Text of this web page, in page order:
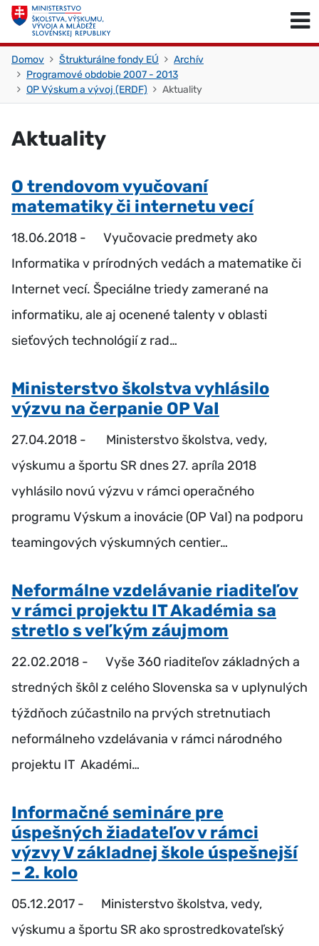
Skočiť na obsah
Domov Štrukturálne fondy EÚ
Archív
Programové obdobie 2007 - 2013
OP Výskum a vývoj (ERDF)
Aktuality
Aktuality
O trendovom vyučovaní
matematiky či internetu vecí
18.06.2018 - Vyučovacie predmety ako
Informatika v prírodných vedách a matematike či
Internet vecí. Špeciálne triedy zamerané na
informatiku, ale aj ocenené talenty v oblasti
sieťových technológií z rad…
Ministerstvo školstva vyhlásilo
výzvu na čerpanie OP VaI
27.04.2018 - Ministerstvo školstva, vedy,
výskumu a športu SR dnes 27. apríla 2018
vyhlásilo novú výzvu v rámci operačného
programu Výskum a inovácie (OP VaI) na podporu
teamingových výskumných centier…
Neformálne vzdelávanie riaditeľov
v rámci projektu IT Akadémia sa
stretlo s veľkým záujmom
22.02.2018 - Vyše 360 riaditeľov základných a
stredných škôl z celého Slovenska sa v uplynulých
týždňoch zúčastnilo na prvých stretnutiach
neformálneho vzdelávania v rámci národného
projektu IT Akadémi…
Informačné semináre pre
úspešných žiadateľov v rámci
výzvy V základnej škole úspešnejší
– 2. kolo
05.12.2017 - Ministerstvo školstva, vedy,
výskumu a športu SR ako sprostredkovateľský
Skočiť na začiatok stránky